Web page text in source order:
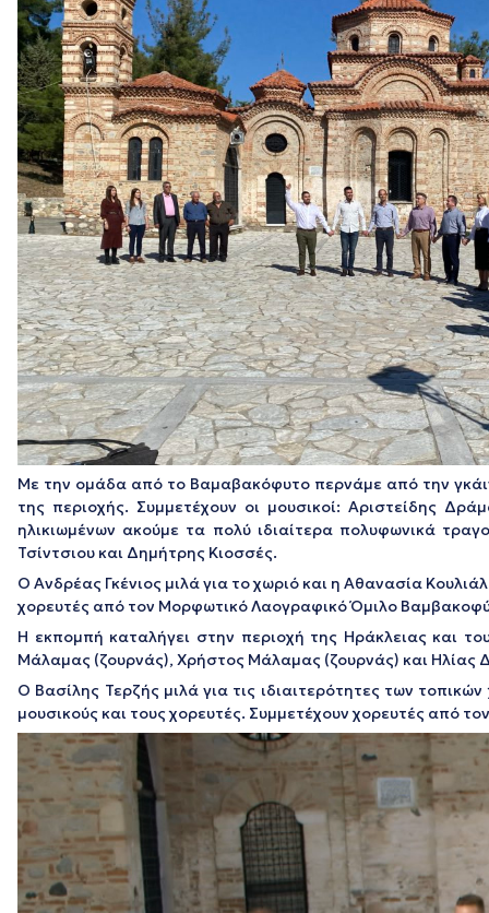
Με την ομάδα από το Βαμαβακόφυτο περνάμε από την
της περιοχής. Συμμετέχουν οι μουσικοί: Αριστείδης
ηλικιωμένων ακούμε τα πολύ ιδιαίτερα πολυφωνικά
Τσίντσιου και Δημήτρης Κιοσσές.
Ο Ανδρέας Γκένιος μιλά για το χωριό και η Αθανασία
χορευτές από τον Μορφωτικό Λαογραφικό Όμιλο
Η εκπομπή καταλήγει στην περιοχή της Ηράκλειας και
Μάλαμας (ζουρνάς), Χρήστος Μάλαμας (ζουρνάς) και Ηλίας
Ο Βασίλης Τερζής μιλά για τις ιδιαιτερότητες των
μουσικούς και τους χορευτές. Συμμετέχουν χορευτές από
Πρόγραμμα
Αναπαραγωγής
Βίντεο